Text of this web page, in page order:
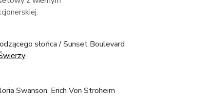
słońca / Sunset Boulevard
Swanson, Erich Von Stroheim